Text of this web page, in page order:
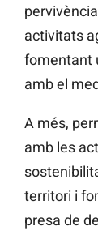
activitats
fomentant
amb el
A més,
amb les
territori i
presa de